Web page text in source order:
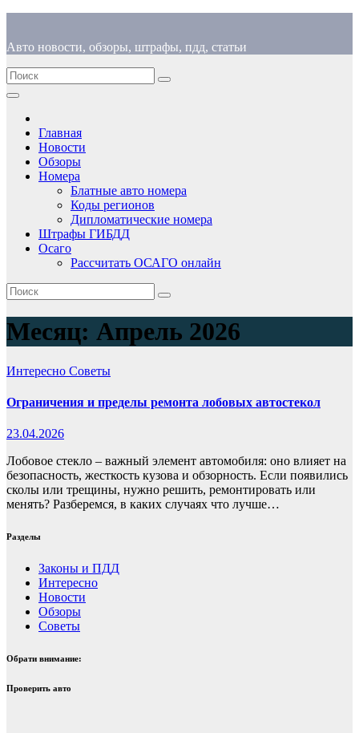
содержимому
Авто новости, обзоры, штрафы, пдд, статьи
Главная
Новости
Обзоры
Номера
Блатные авто номера
Коды регионов
Дипломатические номера
Штрафы ГИБДД
Осаго
Рассчитать ОСАГО онлайн
Месяц: Апрель 2026
Интересно Советы
Ограничения и пределы ремонта лобовых автостекол
23.04.2026
Лобовое стекло – важный элемент автомобиля: оно влияет на
безопасность, жесткость кузова и обзорность. Если появились
сколы или трещины, нужно решить, ремонтировать или
менять? Разберемся, в каких случаях что лучше…
Разделы
Законы и ПДД
Интересно
Новости
Обзоры
Советы
Обрати внимание:
Проверить авто